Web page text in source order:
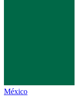
México